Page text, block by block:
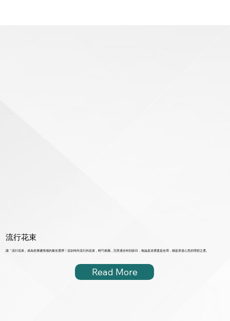
流行花束
讓「流行花束」成為您傳遞情感的最佳選擇！這款時尚流行的花束，輕巧易攜，完美適合特別節日，無論是送禮還是自用，都是表達心意的理想之選。
Read More